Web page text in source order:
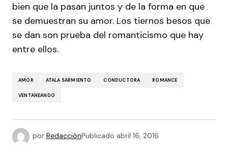
bien que la pasan juntos y de la forma en que
se demuestran su amor. Los tiernos besos que
se dan son prueba del romanticismo que hay
entre ellos.
AMOR ATALA SARMIENTO CONDUCTORA ROMANCE
VENTANEANDO
por RedacciónPublicado abril 16, 2016